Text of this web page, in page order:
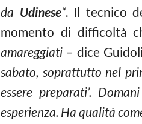
da Udinese“. Il tecnico
momento di difficoltà
amareggiati – dice
sabato, soprattutto nel
essere preparati’.
esperienza. Ha qualità